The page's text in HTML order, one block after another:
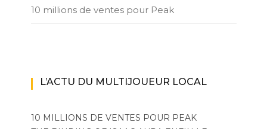
10 millions de ventes pour Peak
L’ACTU DU MULTIJOUEUR LOCAL
10 MILLIONS DE VENTES POUR PEAK